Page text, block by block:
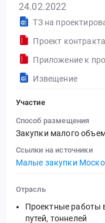
24.02.2022
ТЗ на
Извещение
Участие
Способ размещения
Закупки малого
Ссылки на источники
Малые закупки
Отрасль
Проектные работы
путей, тоннелей